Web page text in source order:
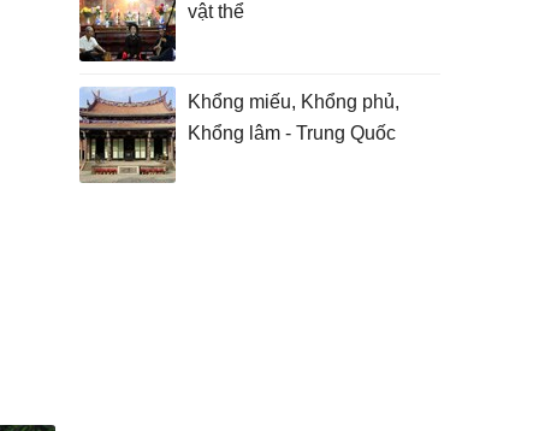
vật thể
Khổng miếu, Khổng phủ,
Khổng lâm - Trung Quốc